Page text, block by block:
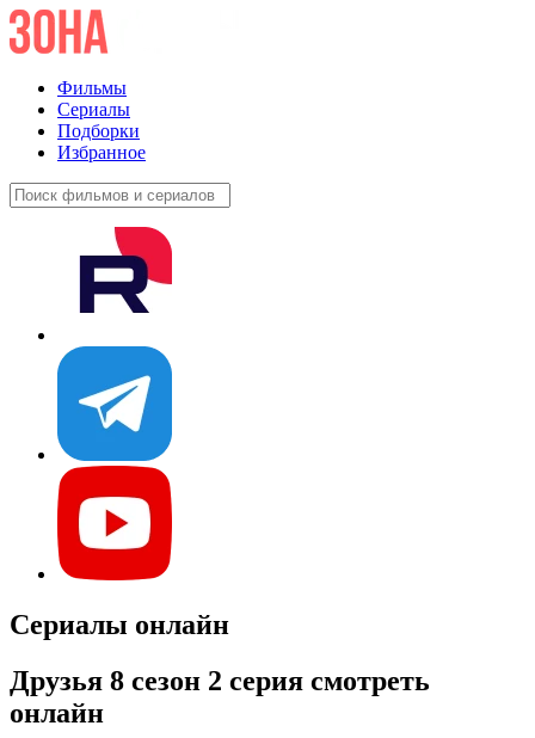
Фильмы
Сериалы
Подборки
Избранное
Сериалы онлайн
Друзья 8 сезон 2 серия смотреть
онлайн